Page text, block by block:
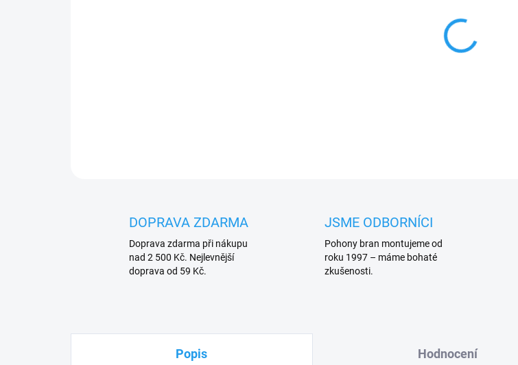
DOPRAVA ZDARMA
Doprava zdarma při nákupu
nad 2 500 Kč. Nejlevnější
doprava od 59 Kč.
JSME ODBORNÍCI
Pohony bran montujeme od
roku 1997 – máme bohaté
zkušenosti.
Popis Hodnocení